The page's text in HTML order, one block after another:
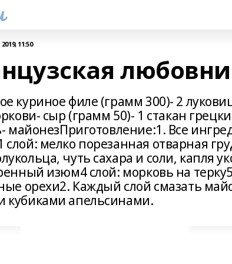
11:50
куриное филе (грамм 300)- 2
сыр (грамм 50)- 1 стакан
майонезПриготовление:1. Все
мелко порезанная отварная
чуть сахара и соли, капля
изюм4 слой: морковь на
орехи2. Каждый слой смазать
кубиками апельсинами.